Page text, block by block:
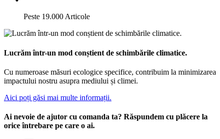
Peste 19.000 Articole
Lucrăm într-un mod conștient de schimbările climatice.
Cu numeroase măsuri ecologice specifice, contribuim la minimizarea
impactului nostru asupra mediului și climei.
Aici poți găsi mai multe informații.
Ai nevoie de ajutor cu comanda ta? Răspundem cu plăcere la
orice întrebare pe care o ai.